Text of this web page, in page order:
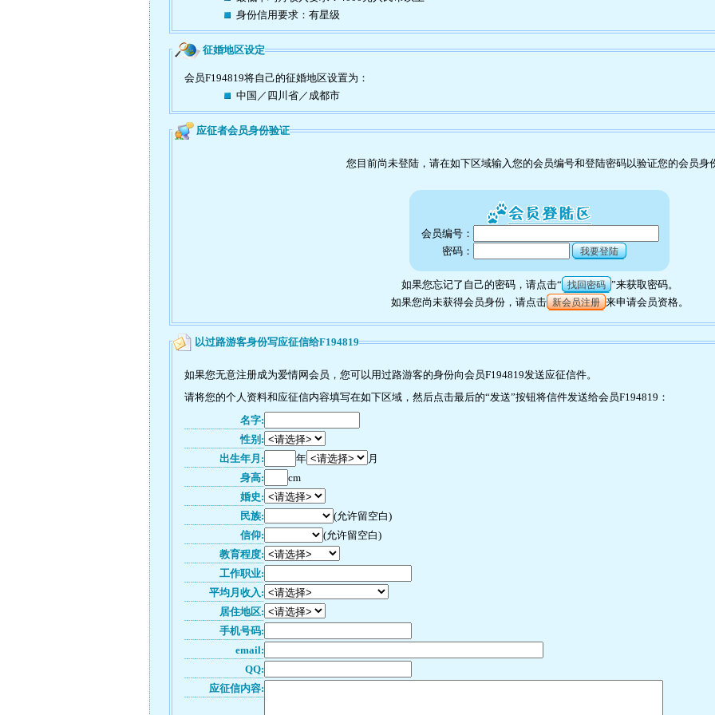
身份信用要求：有星级
征婚地区设定
会员F194819将自己的征婚地区设置为：
中国／四川省／成都市
应征者会员身份验证
您目前尚未登陆，请在如下区域输入您的会员编号和登陆密码以验证您的会员身
会员编号：
密码：
我要登陆
如果您忘记了自己的密码，请点击“ 找回密码 ”来获取密码。
如果您尚未获得会员身份，请点击 新会员注册 来申请会员资格。
以过路游客身份写应征信给F194819
如果您无意注册成为爱情网会员，您可以用过路游客的身份向会员F194819发送应征信件。
请将您的个人资料和应征信内容填写在如下区域，然后点击最后的“发送”按钮将信件发送给会员F194819：
名字:
性别:
出生年月:
年
月
身高:
cm
婚史:
民族:
(允许留空白)
信仰:
(允许留空白)
教育程度:
工作职业:
平均月收入:
居住地区:
手机号码:
email:
QQ:
应征信内容: